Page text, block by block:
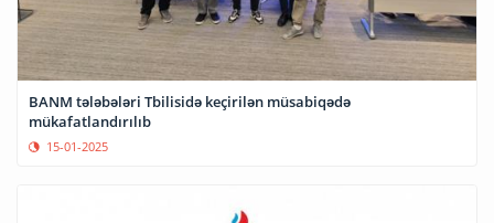
BANM tələbələri Tbilisidə keçirilən müsabiqədə
mükafatlandırılıb
15-01-2025